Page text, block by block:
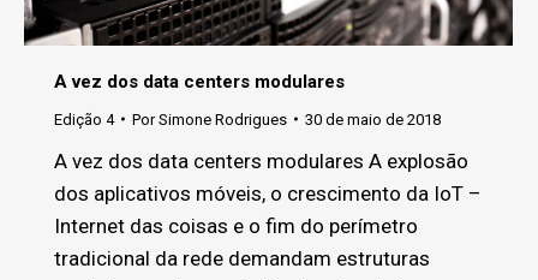
A vez dos data centers modulares
Edição 4 PorSimone Rodrigues 30 de maio de 2018
A vez dos data centers modulares A explosão
dos aplicativos móveis, o crescimento da IoT –
Internet das coisas e o fim do perímetro
tradicional da rede demandam estruturas